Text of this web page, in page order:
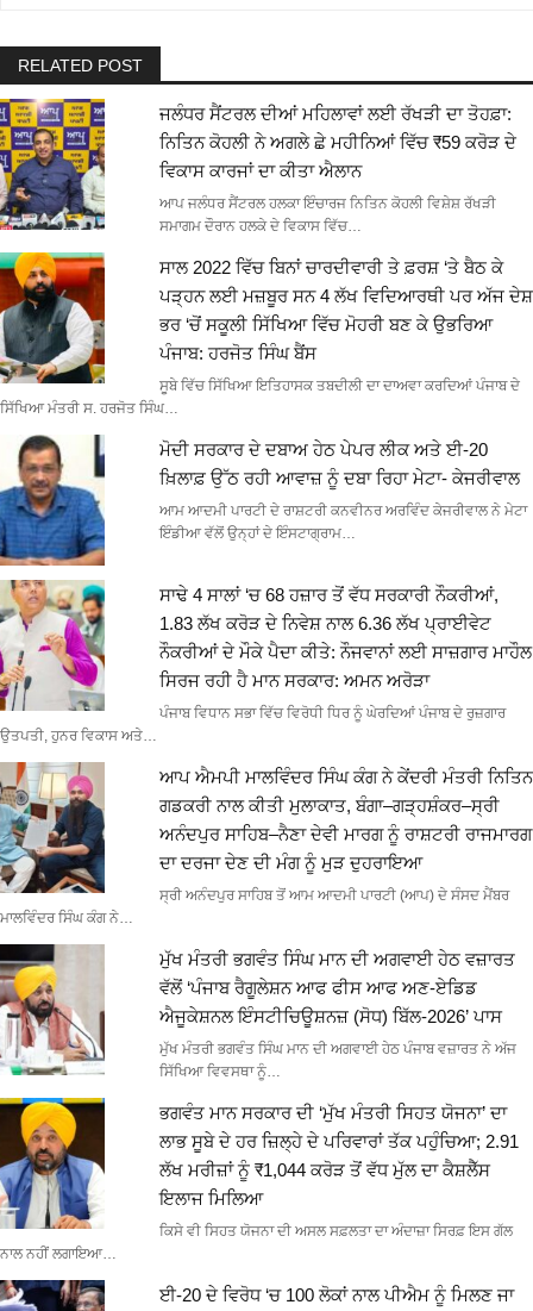
RELATED POST
ਜਲੰਧਰ ਸੈਂਟਰਲ ਦੀਆਂ ਮਹਿਲਾਵਾਂ ਲਈ ਰੱਖੜੀ ਦਾ ਤੋਹਫ਼ਾ:
ਨਿਤਿਨ ਕੋਹਲੀ ਨੇ ਅਗਲੇ ਛੇ ਮਹੀਨਿਆਂ ਵਿੱਚ ₹59 ਕਰੋੜ ਦੇ
ਵਿਕਾਸ ਕਾਰਜਾਂ ਦਾ ਕੀਤਾ ਐਲਾਨ
ਆਪ ਜਲੰਧਰ ਸੈਂਟਰਲ ਹਲਕਾ ਇੰਚਾਰਜ ਨਿਤਿਨ ਕੋਹਲੀ ਵਿਸ਼ੇਸ਼ ਰੱਖੜੀ
ਸਮਾਗਮ ਦੌਰਾਨ ਹਲਕੇ ਦੇ ਵਿਕਾਸ ਵਿੱਚ…
ਸਾਲ 2022 ਵਿੱਚ ਬਿਨਾਂ ਚਾਰਦੀਵਾਰੀ ਤੇ ਫ਼ਰਸ਼ ‘ਤੇ ਬੈਠ ਕੇ
ਪੜ੍ਹਨ ਲਈ ਮਜ਼ਬੂਰ ਸਨ 4 ਲੱਖ ਵਿਦਿਆਰਥੀ ਪਰ ਅੱਜ ਦੇਸ਼
ਭਰ ‘ਚੋਂ ਸਕੂਲੀ ਸਿੱਖਿਆ ਵਿੱਚ ਮੋਹਰੀ ਬਣ ਕੇ ਉਭਰਿਆ
ਪੰਜਾਬ: ਹਰਜੋਤ ਸਿੰਘ ਬੈਂਸ
ਸੂਬੇ ਵਿੱਚ ਸਿੱਖਿਆ ਇਤਿਹਾਸਕ ਤਬਦੀਲੀ ਦਾ ਦਾਅਵਾ ਕਰਦਿਆਂ ਪੰਜਾਬ ਦੇ
ਸਿੱਖਿਆ ਮੰਤਰੀ ਸ. ਹਰਜੋਤ ਸਿੰਘ…
ਮੋਦੀ ਸਰਕਾਰ ਦੇ ਦਬਾਅ ਹੇਠ ਪੇਪਰ ਲੀਕ ਅਤੇ ਈ-20
ਖ਼ਿਲਾਫ਼ ਉੱਠ ਰਹੀ ਆਵਾਜ਼ ਨੂੰ ਦਬਾ ਰਿਹਾ ਮੇਟਾ- ਕੇਜਰੀਵਾਲ
ਆਮ ਆਦਮੀ ਪਾਰਟੀ ਦੇ ਰਾਸ਼ਟਰੀ ਕਨਵੀਨਰ ਅਰਵਿੰਦ ਕੇਜਰੀਵਾਲ ਨੇ ਮੇਟਾ
ਇੰਡੀਆ ਵੱਲੋਂ ਉਨ੍ਹਾਂ ਦੇ ਇੰਸਟਾਗ੍ਰਾਮ…
ਸਾਢੇ 4 ਸਾਲਾਂ ‘ਚ 68 ਹਜ਼ਾਰ ਤੋਂ ਵੱਧ ਸਰਕਾਰੀ ਨੌਕਰੀਆਂ,
1.83 ਲੱਖ ਕਰੋੜ ਦੇ ਨਿਵੇਸ਼ ਨਾਲ 6.36 ਲੱਖ ਪ੍ਰਾਈਵੇਟ
ਨੌਕਰੀਆਂ ਦੇ ਮੌਕੇ ਪੈਦਾ ਕੀਤੇ: ਨੌਜਵਾਨਾਂ ਲਈ ਸਾਜ਼ਗਾਰ ਮਾਹੌਲ
ਸਿਰਜ ਰਹੀ ਹੈ ਮਾਨ ਸਰਕਾਰ: ਅਮਨ ਅਰੋੜਾ
ਪੰਜਾਬ ਵਿਧਾਨ ਸਭਾ ਵਿੱਚ ਵਿਰੋਧੀ ਧਿਰ ਨੂੰ ਘੇਰਦਿਆਂ ਪੰਜਾਬ ਦੇ ਰੁਜ਼ਗਾਰ
ਉਤਪਤੀ, ਹੁਨਰ ਵਿਕਾਸ ਅਤੇ…
ਆਪ ਐਮਪੀ ਮਾਲਵਿੰਦਰ ਸਿੰਘ ਕੰਗ ਨੇ ਕੇਂਦਰੀ ਮੰਤਰੀ ਨਿਤਿਨ
ਗਡਕਰੀ ਨਾਲ ਕੀਤੀ ਮੁਲਾਕਾਤ, ਬੰਗਾ–ਗੜ੍ਹਸ਼ੰਕਰ–ਸ੍ਰੀ
ਅਨੰਦਪੁਰ ਸਾਹਿਬ–ਨੈਣਾ ਦੇਵੀ ਮਾਰਗ ਨੂੰ ਰਾਸ਼ਟਰੀ ਰਾਜਮਾਰਗ
ਦਾ ਦਰਜਾ ਦੇਣ ਦੀ ਮੰਗ ਨੂੰ ਮੁੜ ਦੁਹਰਾਇਆ
ਸ੍ਰੀ ਅਨੰਦਪੁਰ ਸਾਹਿਬ ਤੋਂ ਆਮ ਆਦਮੀ ਪਾਰਟੀ (ਆਪ) ਦੇ ਸੰਸਦ ਮੈਂਬਰ
ਮਾਲਵਿੰਦਰ ਸਿੰਘ ਕੰਗ ਨੇ…
ਮੁੱਖ ਮੰਤਰੀ ਭਗਵੰਤ ਸਿੰਘ ਮਾਨ ਦੀ ਅਗਵਾਈ ਹੇਠ ਵਜ਼ਾਰਤ
ਵੱਲੋਂ ‘ਪੰਜਾਬ ਰੈਗੂਲੇਸ਼ਨ ਆਫ ਫੀਸ ਆਫ ਅਣ-ਏਡਿਡ
ਐਜੂਕੇਸ਼ਨਲ ਇੰਸਟੀਚਿਊਸ਼ਨਜ਼ (ਸੋਧ) ਬਿੱਲ-2026’ ਪਾਸ
ਮੁੱਖ ਮੰਤਰੀ ਭਗਵੰਤ ਸਿੰਘ ਮਾਨ ਦੀ ਅਗਵਾਈ ਹੇਠ ਪੰਜਾਬ ਵਜ਼ਾਰਤ ਨੇ ਅੱਜ
ਸਿੱਖਿਆ ਵਿਵਸਥਾ ਨੂੰ…
ਭਗਵੰਤ ਮਾਨ ਸਰਕਾਰ ਦੀ ‘ਮੁੱਖ ਮੰਤਰੀ ਸਿਹਤ ਯੋਜਨਾ’ ਦਾ
ਲਾਭ ਸੂਬੇ ਦੇ ਹਰ ਜ਼ਿਲ੍ਹੇ ਦੇ ਪਰਿਵਾਰਾਂ ਤੱਕ ਪਹੁੰਚਿਆ; 2.91
ਲੱਖ ਮਰੀਜ਼ਾਂ ਨੂੰ ₹1,044 ਕਰੋੜ ਤੋਂ ਵੱਧ ਮੁੱਲ ਦਾ ਕੈਸ਼ਲੈੱਸ
ਇਲਾਜ ਮਿਲਿਆ
ਕਿਸੇ ਵੀ ਸਿਹਤ ਯੋਜਨਾ ਦੀ ਅਸਲ ਸਫ਼ਲਤਾ ਦਾ ਅੰਦਾਜ਼ਾ ਸਿਰਫ਼ ਇਸ ਗੱਲ
ਨਾਲ ਨਹੀਂ ਲਗਾਇਆ…
ਈ-20 ਦੇ ਵਿਰੋਧ ‘ਚ 100 ਲੋਕਾਂ ਨਾਲ ਪੀਐਮ ਨੂੰ ਮਿਲਣ ਜਾ